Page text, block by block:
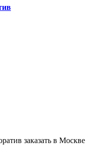
заказать в Москве